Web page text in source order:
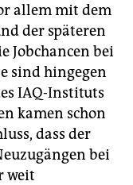
allem mit dem
der späteren
Jobchancen bei
sind hingegen
IAQ-Instituts
kamen schon
dass der
bei
weit